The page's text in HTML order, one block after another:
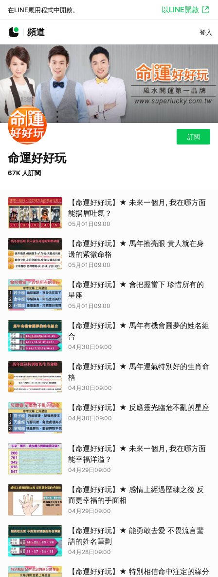
在LINE應用程式中開啟。 以LINE開啟
頻道 登入
訂閱
命運好好玩
67K 人訂閱
【命運好好玩】★ 未來一個月, 我在哪方面
能揚眉吐氣？
05月01日09:00
【命運好好玩】★ 馬年擦亮眼 貴人就在身
邊的紫微命格
05月01日09:00
【命運好好玩】★ 會把握當下 珍惜所有的
星座
05月01日09:00
【命運好好玩】★ 馬年有機會圓夢的姓名組
合
04月30日09:00
【命運好好玩】★ 馬年運氣特別好的生肖命
格
04月30日09:00
【命運好好玩】★ 反應靈光臨危不亂的星座
04月30日09:00
【命運好好玩】★ 未來一個月, 我在哪方面
能幸福洋溢？
04月29日09:00
【命運好好玩】★ 感情上經過歷練之後 反
而更幸福的手面相
04月29日09:00
【命運好好玩】★ 能勇敢去愛 不畏流言蜚
語的姓名筆劃
04月28日09:00
【命運好好玩】★ 特別相信命中注定的緣分